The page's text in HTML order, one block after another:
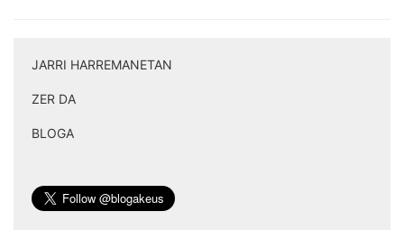
JARRI HARREMANETAN
ZER DA
BLOGA